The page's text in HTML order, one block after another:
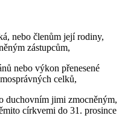
nebo členům její rodiny,
zástupcům,
nebo výkon přenesené
celků,
duchovním jimi zmocněným,
církvemi do 31. prosince